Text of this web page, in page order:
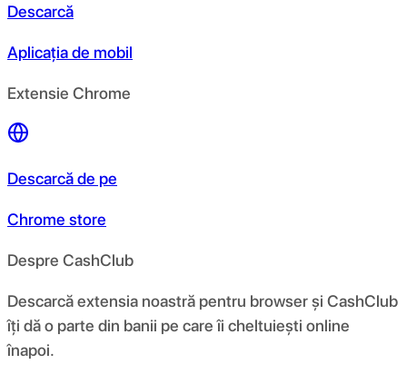
Descarcă
Aplicația de mobil
Extensie Chrome
Descarcă de pe
Chrome store
Despre CashClub
Descarcă extensia noastră pentru browser și CashClub
îți dă o parte din banii pe care îi cheltuiești online
înapoi.